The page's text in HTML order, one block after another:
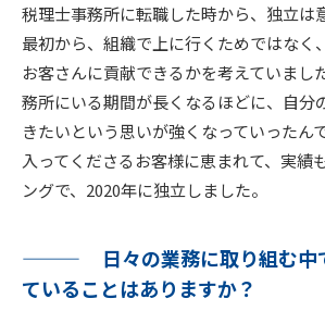
税理士事務所に転職した時から、独立は
最初から、組織で上に行くためではなく
お客さんに貢献できるかを考えていまし
務所にいる期間が長くなるほどに、自分
きたいという思いが強くなっていったん
入ってくださるお客様に恵まれて、実績
ングで、2020年に独立しました。
日々の業務に取り組む中
ていることはありますか？